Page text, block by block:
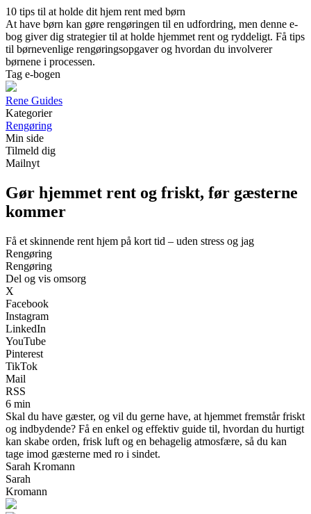
10 tips til at holde dit hjem rent med børn
At have børn kan gøre rengøringen til en udfordring, men denne e-
bog giver dig strategier til at holde hjemmet rent og ryddeligt. Få tips
til børnevenlige rengøringsopgaver og hvordan du involverer
børnene i processen.
Tag e-bogen
Rene Guides
Kategorier
Rengøring
Min side
Tilmeld dig
Mailnyt
Gør hjemmet rent og friskt, før gæsterne
kommer
Få et skinnende rent hjem på kort tid – uden stress og jag
Rengøring
Rengøring
Del og vis omsorg
X
Facebook
Instagram
LinkedIn
YouTube
Pinterest
TikTok
Mail
RSS
6 min
Skal du have gæster, og vil du gerne have, at hjemmet fremstår friskt
og indbydende? Få en enkel og effektiv guide til, hvordan du hurtigt
kan skabe orden, frisk luft og en behagelig atmosfære, så du kan
tage imod gæsterne med ro i sindet.
Sarah Kromann
Sarah
Kromann